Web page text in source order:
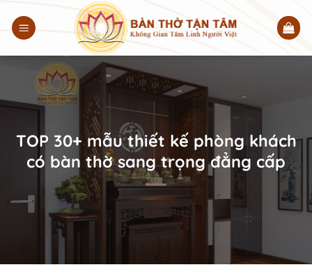
đến
TOP 30+ mẫu thiết kế phòng khách
có bàn thờ sang trọng đẳng cấp